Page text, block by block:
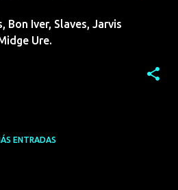
Bon Iver, Slaves, Jarvis
Ure.
ENTRADAS